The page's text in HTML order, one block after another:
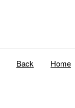
Back Home